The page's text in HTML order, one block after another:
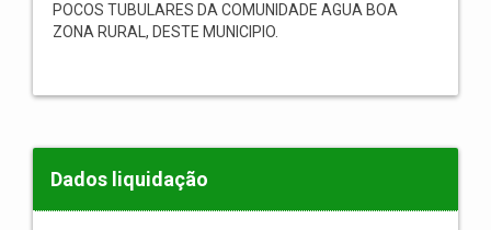
POCOS TUBULARES DA COMUNIDADE AGUA BOA
ZONA RURAL, DESTE MUNICIPIO.
Dados liquidação